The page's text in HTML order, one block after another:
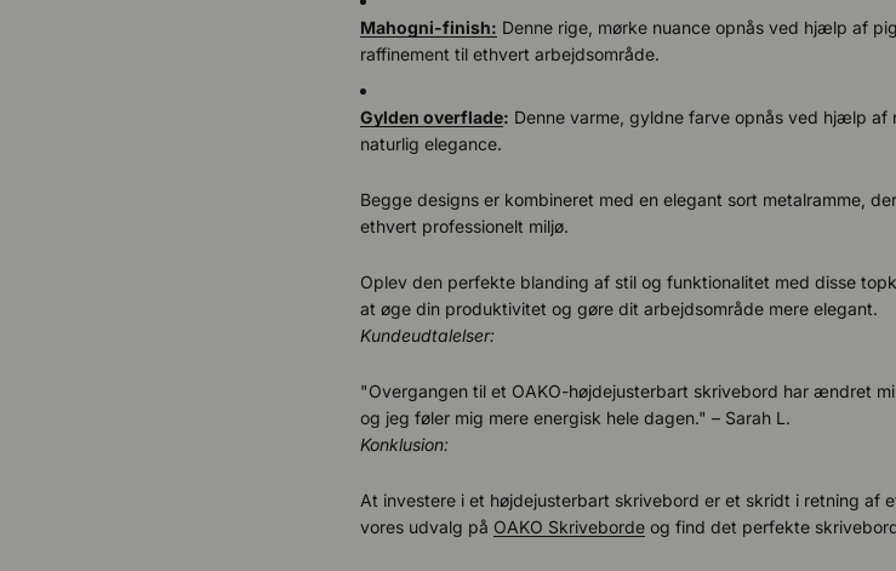
Mahogni-finish: Denne rige, mørke nuance opnås ved hjælp af
raffinement til ethvert arbejdsområde.
Gylden overflade: Denne varme, gyldne farve opnås ved hjælp
naturlig elegance.
Begge designs er kombineret med en elegant sort metalramme,
ethvert professionelt miljø.
Oplev den perfekte blanding af stil og funktionalitet med disse
at øge din produktivitet og gøre dit arbejdsområde mere elegant.
Kundeudtalelser:
"Overgangen til et OAKO-højdejusterbart skrivebord har ændret
og jeg føler mig mere energisk hele dagen." – Sarah L.
Konklusion:
At investere i et højdejusterbart skrivebord er et skridt i retning af
vores udvalg på OAKO Skriveborde og find det perfekte